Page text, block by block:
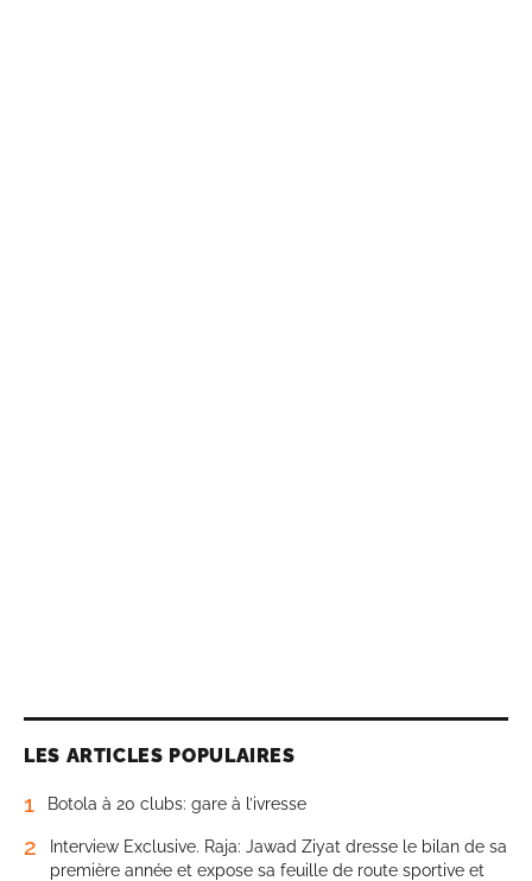
LES ARTICLES POPULAIRES
1 Botola à 20 clubs: gare à l’ivresse
2
Interview Exclusive. Raja: Jawad Ziyat dresse le bilan de sa
première année et expose sa feuille de route sportive et